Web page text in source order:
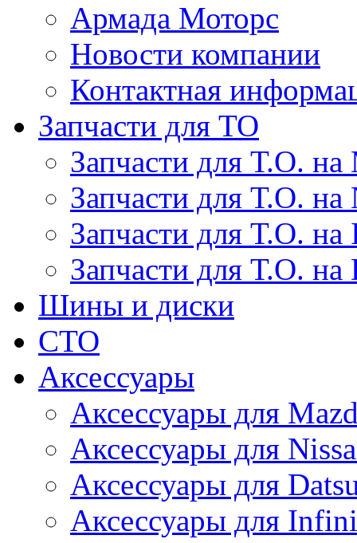
Армада Моторс
Новости компании
Контактная
Запчасти для ТО
Запчасти для Т.О. на
Запчасти для Т.О. на
Запчасти для Т.О.
Запчасти для Т.О. на
Шины и диски
СТО
Аксессуары
Аксессуары для
Аксессуары для
Аксессуары для
Аксессуары для